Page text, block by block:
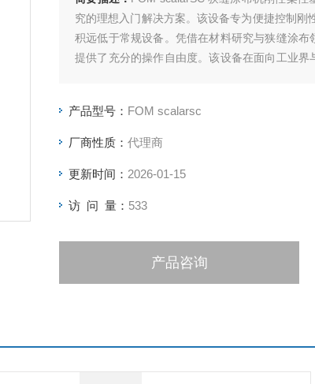
究的理想入门解决方案。该设备专为便捷控制
积远低于常规设备。凭借在材料研究与狭缝涂
提供了充分的操作自由度。该设备在面向工业
产品型号： FOM scalarsc
厂商性质： 代理商
更新时间： 2026-01-15
访 问 量： 533
产品咨询